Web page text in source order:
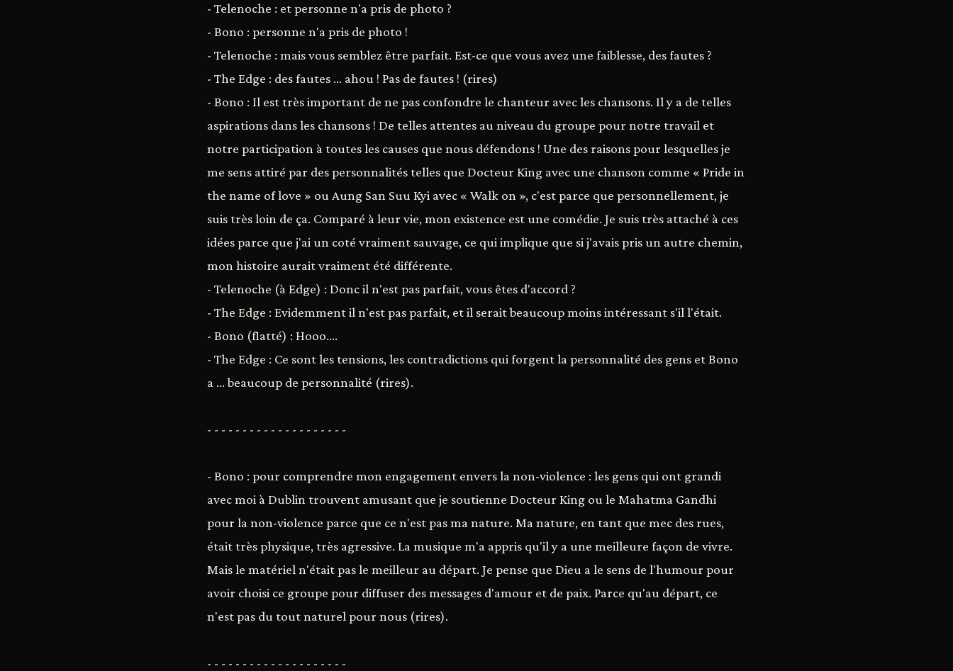
- Telenoche : et personne n'a pris de photo ?
- Bono : personne n'a pris de photo !
- Telenoche : mais vous semblez être parfait. Est-ce que vous avez une faiblesse, des fautes ?
- The Edge : des fautes ... ahou ! Pas de fautes ! (rires)
- Bono : Il est très important de ne pas confondre le chanteur avec les chansons. Il y a de telles
aspirations dans les chansons ! De telles attentes au niveau du groupe pour notre travail et
notre participation à toutes les causes que nous défendons ! Une des raisons pour lesquelles je
me sens attiré par des personnalités telles que Docteur King avec une chanson comme « Pride in
the name of love » ou Aung San Suu Kyi avec « Walk on », c'est parce que personnellement, je
suis très loin de ça. Comparé à leur vie, mon existence est une comédie. Je suis très attaché à ces
idées parce que j'ai un coté vraiment sauvage, ce qui implique que si j'avais pris un autre chemin,
mon histoire aurait vraiment été différente.
- Telenoche (à Edge) : Donc il n'est pas parfait, vous êtes d'accord ?
- The Edge : Evidemment il n'est pas parfait, et il serait beaucoup moins intéressant s'il l'était.
- Bono (flatté) : Hooo….
- The Edge : Ce sont les tensions, les contradictions qui forgent la personnalité des gens et Bono
a … beaucoup de personnalité (rires).
- - - - - - - - - - - - - - - - - - - -
- Bono : pour comprendre mon engagement envers la non-violence : les gens qui ont grandi
avec moi à Dublin trouvent amusant que je soutienne Docteur King ou le Mahatma Gandhi
pour la non-violence parce que ce n'est pas ma nature. Ma nature, en tant que mec des rues,
était très physique, très agressive. La musique m'a appris qu'il y a une meilleure façon de vivre.
Mais le matériel n'était pas le meilleur au départ. Je pense que Dieu a le sens de l'humour pour
avoir choisi ce groupe pour diffuser des messages d'amour et de paix. Parce qu'au départ, ce
n'est pas du tout naturel pour nous (rires).
- - - - - - - - - - - - - - - - - - - -